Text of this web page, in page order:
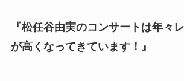
『松任谷由実のコンサートは年々
が高くなってきています！』